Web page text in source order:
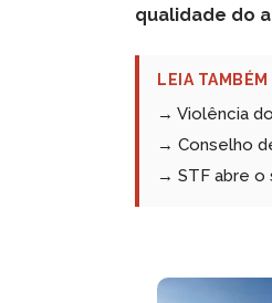
qualidade do
LEIA TAMBÉM
→ Violência
→ Conselho
→ STF abre o